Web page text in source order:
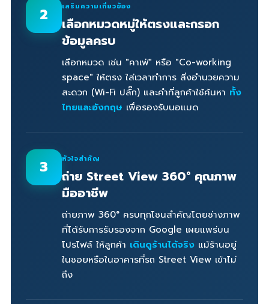
2 เสริมความเกี่ยวข้อง
เลือกหมวดหมู่ให้ตรงและกรอก
ข้อมูลครบ
เลือกหมวด เช่น "คาเฟ่" หรือ "Co-working
space" ให้ตรง ใส่เวลาทำการ สิ่งอำนวยความ
สะดวก (Wi-Fi ปลั๊ก) และคำที่ลูกค้าใช้ค้นหา ทั้ง
ไทยและอังกฤษ เพื่อรองรับนอแมด
3 หัวใจสำคัญ
ถ่าย Street View 360° คุณภาพ
มืออาชีพ
ถ่ายภาพ 360° ครบทุกโซนสำคัญโดยช่างภาพ
ที่ได้รับการรับรองจาก Google เผยแพร่บน
โปรไฟล์ ให้ลูกค้า เดินดูร้านได้จริง แม้ร้านอยู่
ในซอยหรือในอาคารที่รถ Street View เข้าไม่
ถึง